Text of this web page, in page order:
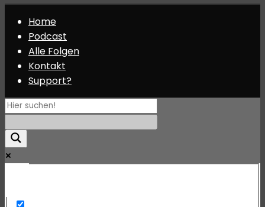
Home
Podcast
Alle Folgen
Kontakt
Support?